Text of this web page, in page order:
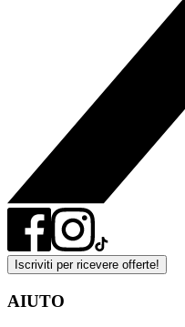
Iscriviti per ricevere offerte!
AIUTO